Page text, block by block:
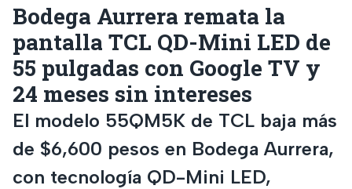
Bodega Aurrera remata la
pantalla TCL QD-Mini LED de
55 pulgadas con Google TV y
24 meses sin intereses
El modelo 55QM5K de TCL baja más
de $6,600 pesos en Bodega Aurrera,
con tecnología QD-Mini LED,